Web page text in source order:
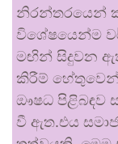
නිරන්තරයෙන්
විශේෂයෙන්ම
මඟින් සිදුවන
කිරීම්
ඖෂධ පිළිබඳව
වී ඇත.එය